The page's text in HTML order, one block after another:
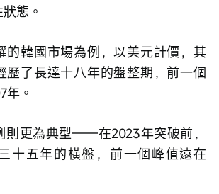
態。
的韓國市場為例，以美元計價，其
歷了長達十八年的盤整期，前一個
年。
則更為典型——在2023年突破前，
十五年的橫盤，前一個峰值遠在